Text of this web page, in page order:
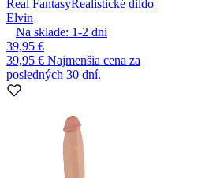
Real FantasyRealistické dildo
Elvin
Na sklade: 1-2 dni
39,95 €
39,95 € Najmenšia cena za
posledných 30 dní.